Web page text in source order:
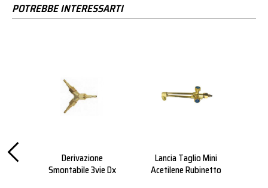
POTREBBE INTERESSARTI
Derivazione
Smontabile 3vie Dx
Lancia Taglio Mini
Acetilene Rubinetto